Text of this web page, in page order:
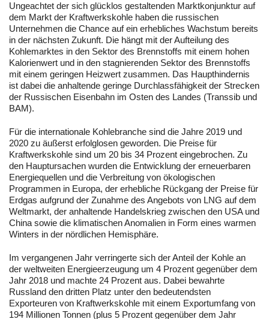
Ungeachtet der sich glücklos gestaltenden Marktkonjunktur auf
dem Markt der Kraftwerkskohle haben die russischen
Unternehmen die Chance auf ein erhebliches Wachstum bereits
in der nächsten Zukunft. Die hängt mit der Aufteilung des
Kohlemarktes in den Sektor des Brennstoffs mit einem hohen
Kalorienwert und in den stagnierenden Sektor des Brennstoffs
mit einem geringen Heizwert zusammen. Das Haupthindernis
ist dabei die anhaltende geringe Durchlassfähigkeit der Strecken
der Russischen Eisenbahn im Osten des Landes (Transsib und
BAM).
Für die internationale Kohlebranche sind die Jahre 2019 und
2020 zu äußerst erfolglosen geworden. Die Preise für
Kraftwerkskohle sind um 20 bis 34 Prozent eingebrochen. Zu
den Hauptursachen wurden die Entwicklung der erneuerbaren
Energiequellen und die Verbreitung von ökologischen
Programmen in Europa, der erhebliche Rückgang der Preise für
Erdgas aufgrund der Zunahme des Angebots von LNG auf dem
Weltmarkt, der anhaltende Handelskrieg zwischen den USA und
China sowie die klimatischen Anomalien in Form eines warmen
Winters in der nördlichen Hemisphäre.
Im vergangenen Jahr verringerte sich der Anteil der Kohle an
der weltweiten Energieerzeugung um 4 Prozent gegenüber dem
Jahr 2018 und machte 24 Prozent aus. Dabei bewahrte
Russland den dritten Platz unter den bedeutendsten
Exporteuren von Kraftwerkskohle mit einem Exportumfang von
194 Millionen Tonnen (plus 5 Prozent gegenüber dem Jahr